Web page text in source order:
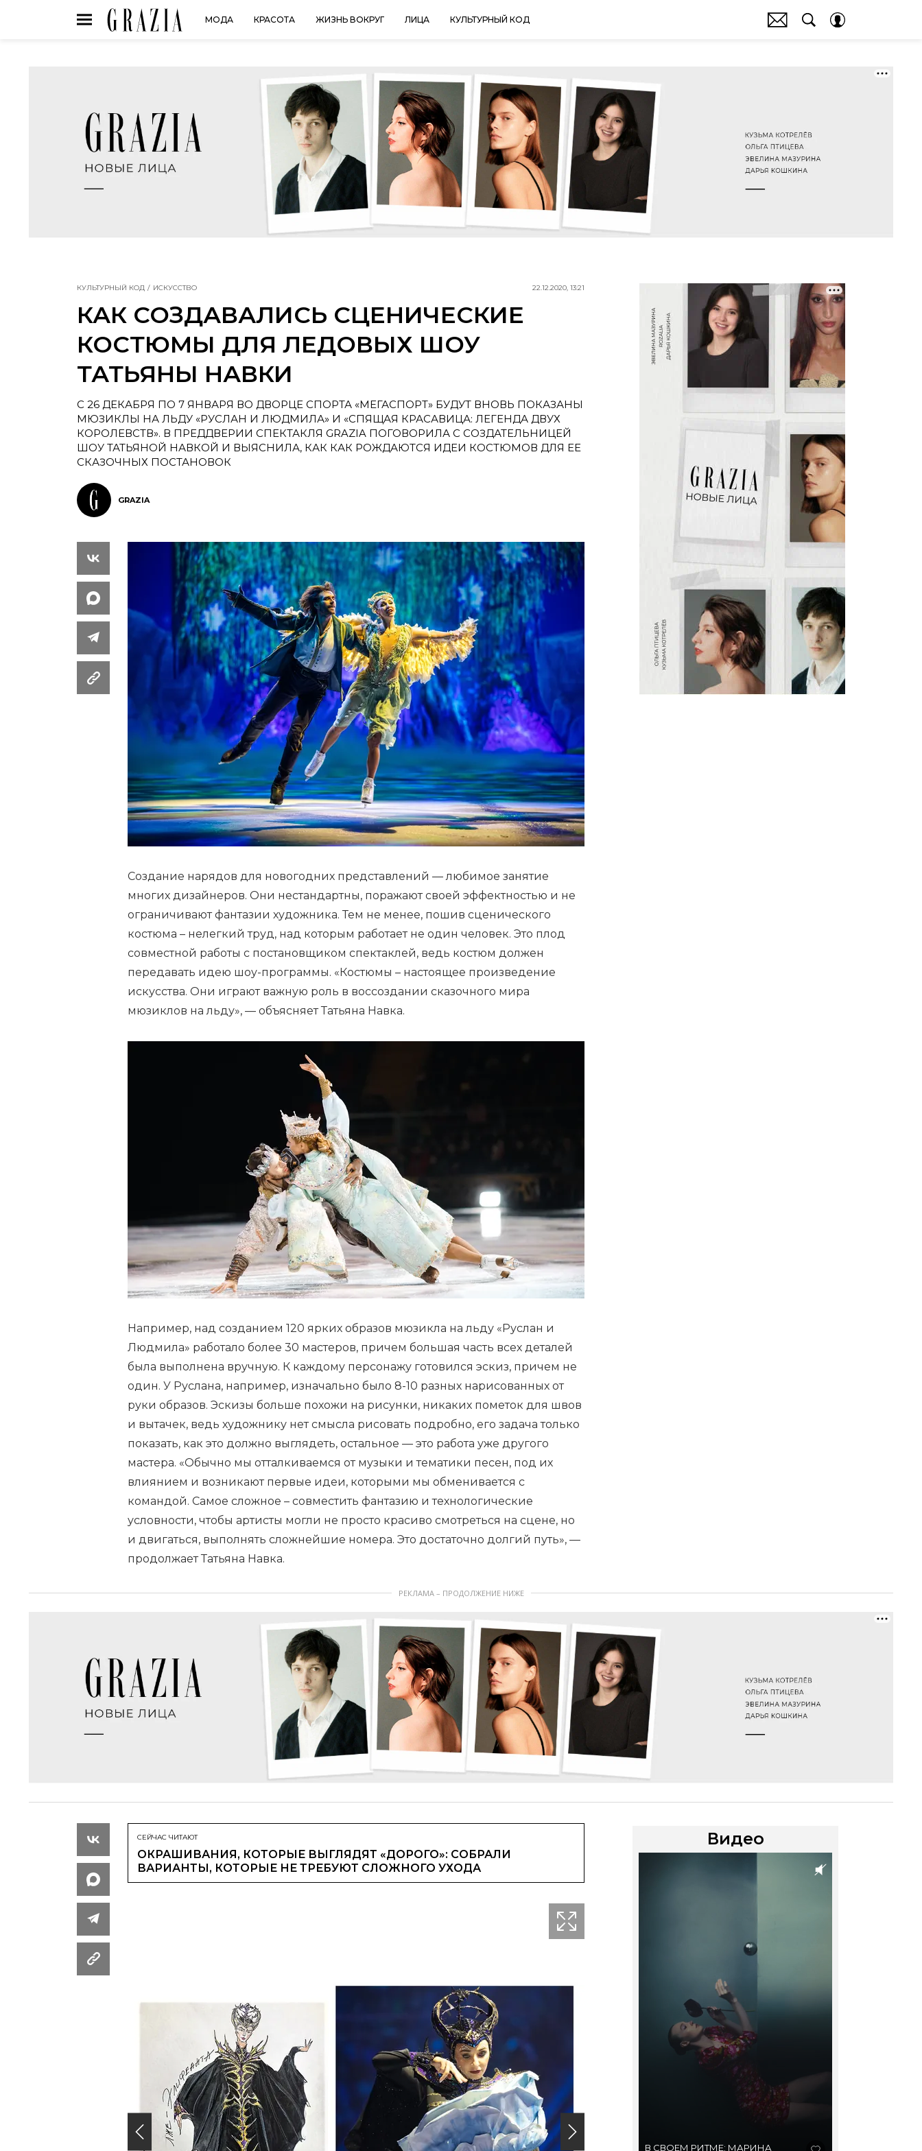
МОДА КРАСОТА ЖИЗНЬ ВОКРУГ ЛИЦА КУЛЬТУРНЫЙ КОД
В СВОЕМ РИТМЕ: МАРИНА
КУЛЬТУРНЫЙ КОД ИСКУССТВО 22.12.2020, 13:21
КАК СОЗДАВАЛИСЬ СЦЕНИЧЕСКИЕ
КОСТЮМЫ ДЛЯ ЛЕДОВЫХ ШОУ
ТАТЬЯНЫ НАВКИ
С 26 ДЕКАБРЯ ПО 7 ЯНВАРЯ ВО ДВОРЦЕ СПОРТА «МЕГАСПОРТ» БУДУТ ВНОВЬ ПОКАЗАНЫ
МЮЗИКЛЫ НА ЛЬДУ «РУСЛАН И ЛЮДМИЛА» И «СПЯЩАЯ КРАСАВИЦА: ЛЕГЕНДА ДВУХ
КОРОЛЕВСТВ». В ПРЕДДВЕРИИ СПЕКТАКЛЯ GRAZIA ПОГОВОРИЛА С СОЗДАТЕЛЬНИЦЕЙ
ШОУ ТАТЬЯНОЙ НАВКОЙ И ВЫЯСНИЛА, КАК КАК РОЖДАЮТСЯ ИДЕИ КОСТЮМОВ ДЛЯ ЕЕ
СКАЗОЧНЫХ ПОСТАНОВОК
GRAZIA
Создание нарядов для новогодних представлений — любимое занятие
многих дизайнеров. Они нестандартны, поражают своей эффектностью и не
ограничивают фантазии художника. Тем не менее, пошив сценического
костюма – нелегкий труд, над которым работает не один человек. Это плод
совместной работы с постановщиком спектаклей, ведь костюм должен
передавать идею шоу-программы. «Костюмы – настоящее произведение
искусства. Они играют важную роль в воссоздании сказочного мира
мюзиклов на льду», — объясняет Татьяна Навка.
Например, над созданием 120 ярких образов мюзикла на льду «Руслан и
Людмила» работало более 30 мастеров, причем большая часть всех деталей
была выполнена вручную. К каждому персонажу готовился эскиз, причем не
один. У Руслана, например, изначально было 8-10 разных нарисованных от
руки образов. Эскизы больше похожи на рисунки, никаких пометок для швов
и вытачек, ведь художнику нет смысла рисовать подробно, его задача только
показать, как это должно выглядеть, остальное — это работа уже другого
мастера. «Обычно мы отталкиваемся от музыки и тематики песен, под их
влиянием и возникают первые идеи, которыми мы обменивается с
командой. Самое сложное – совместить фантазию и технологические
условности, чтобы артисты могли не просто красиво смотреться на сцене, но
и двигаться, выполнять сложнейшие номера. Это достаточно долгий путь», —
продолжает Татьяна Навка.
РЕКЛАМА – ПРОДОЛЖЕНИЕ НИЖЕ
СЕЙЧАС ЧИТАЮТ
ОКРАШИВАНИЯ, КОТОРЫЕ ВЫГЛЯДЯТ «ДОРОГО»: СОБРАЛИ
ВАРИАНТЫ, КОТОРЫЕ НЕ ТРЕБУЮТ СЛОЖНОГО УХОДА